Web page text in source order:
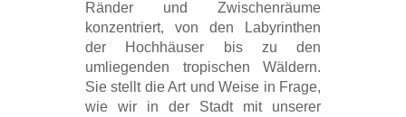
Ränder und Zwischenräume
konzentriert, von den Labyrinthen
der Hochhäuser bis zu den
umliegenden tropischen Wäldern.
Sie stellt die Art und Weise in Frage,
wie wir in der Stadt mit unserer